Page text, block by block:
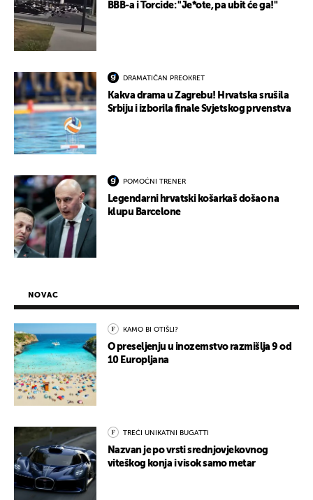
BBB-a i Torcide: "Je*ote, pa ubit će ga!"
DRAMATIČAN PREOKRET
Kakva drama u Zagrebu! Hrvatska srušila
Srbiju i izborila finale Svjetskog prvenstva
POMOĆNI TRENER
Legendarni hrvatski košarkaš došao na
klupu Barcelone
NOVAC
KAMO BI OTIŠLI?
O preseljenju u inozemstvo razmišlja 9 od
10 Europljana
TREĆI UNIKATNI BUGATTI
Nazvan je po vrsti srednjovjekovnog
viteškog konja i visok samo metar